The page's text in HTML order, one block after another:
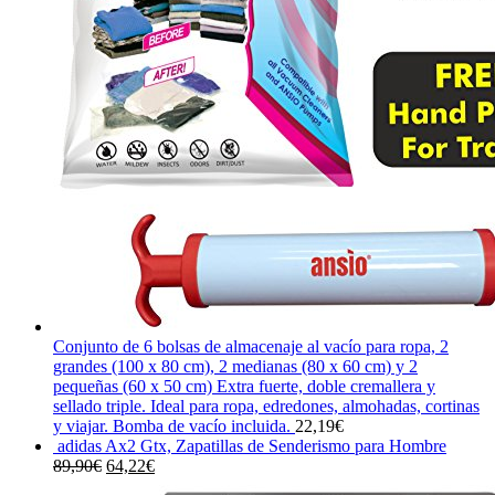
Conjunto de 6 bolsas de almacenaje al vacío para ropa, 2
grandes (100 x 80 cm), 2 medianas (80 x 60 cm) y 2
pequeñas (60 x 50 cm) Extra fuerte, doble cremallera y
sellado triple. Ideal para ropa, edredones, almohadas, cortinas
y viajar. Bomba de vacío incluida. 22,19€
adidas Ax2 Gtx, Zapatillas de Senderismo para Hombre
89,90€ El
64,22€El